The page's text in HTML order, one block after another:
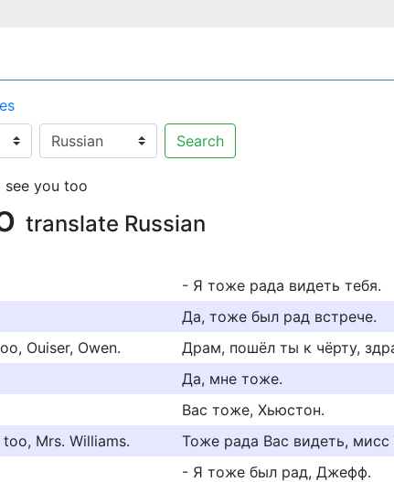
Search
you too
translate Russian
- Я тоже рада видеть тебя.
Да, тоже был рад встрече.
Ouiser, Owen.
Драм, пошёл ты к чёрту,
Да, мне тоже.
Вас тоже, Хьюстон.
Mrs. Williams.
Тоже рада Вас видеть, мисс
- Я тоже был рад, Джефф.